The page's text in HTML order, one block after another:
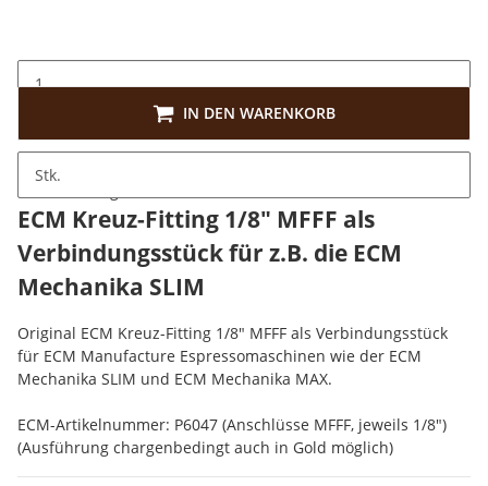
Stk.
IN DEN WARENKORB
Beschreibung
ECM Kreuz-Fitting 1/8" MFFF als
Verbindungsstück für z.B. die ECM
Mechanika SLIM
Original ECM Kreuz-Fitting 1/8" MFFF als Verbindungsstück
für ECM Manufacture Espressomaschinen wie der ECM
Mechanika SLIM und ECM Mechanika MAX.
ECM-Artikelnummer: P6047 (Anschlüsse MFFF, jeweils 1/8")
(Ausführung chargenbedingt auch in Gold möglich)